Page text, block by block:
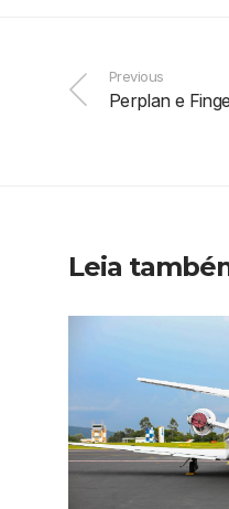
Previous
Perplan e
Leia